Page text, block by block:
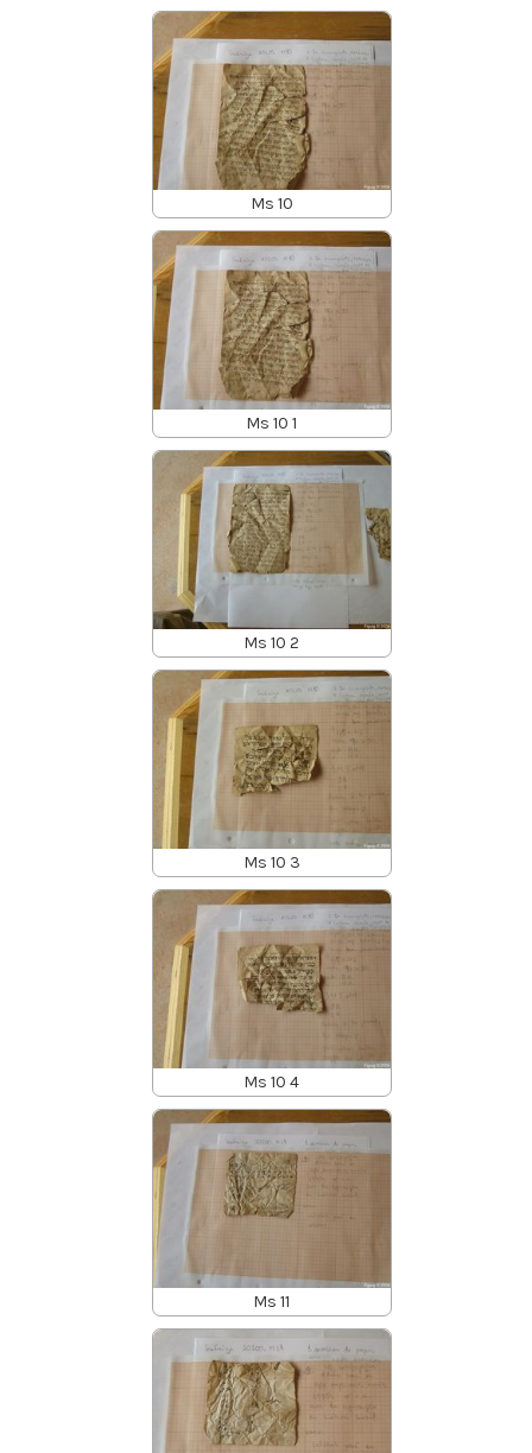
Ms 10
Ms 10 1
Ms 10 2
Ms 10 3
Ms 10 4
Ms 11